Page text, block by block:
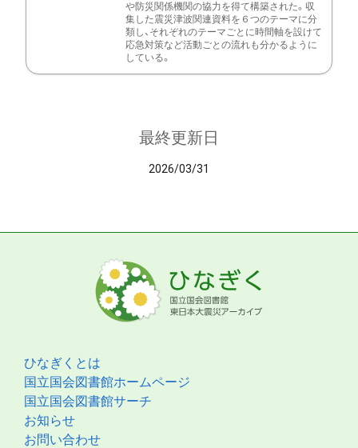
や防災関係機関の協力を得て構築された。収
集した震災津波関連資料を６つのテーマに分
類し、それぞれのテーマごとに時間軸を設けて
応急対策など活動ごとの流れも分かるように
している。
最終更新日
2026/03/31
ひなぎくとは
国立国会図書館ホームページ
国立国会図書館サーチ
お知らせ
お問い合わせ